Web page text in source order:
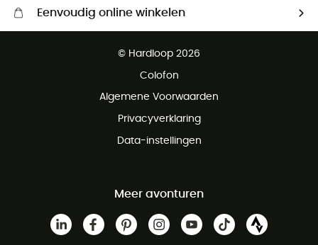
Eenvoudig online winkelen
Gratis retourneren binnen 100 dagen
© Hardloop 2026
Colofon
Algemene Voorwaarden
Privacyverklaring
Data-instellingen
Meer avonturen